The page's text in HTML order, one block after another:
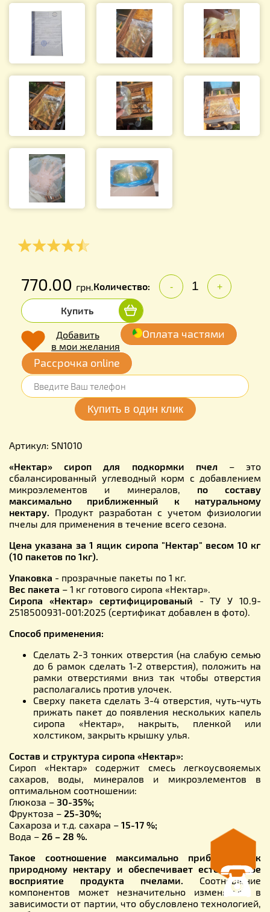
770.00 грн.Количество: - +
Купить
Добавить
в мои желания
Оплата частями
Рассрочка online
Артикул: SN1010
«Нектар» сироп для подкормки пчел– это
сбалансированный углеводный корм с добавлением
микроэлементов и минералов, по составу
максимально приближенный к натуральному
нектару. Продукт разработан с учетом физиологии
пчелы для применения в течение всего сезона.
Цена указана за 1 ящик сиропа "Нектар" весом 10 кг
(10 пакетов по 1кг).
Упаковка - прозрачные пакеты по 1 кг.
Вес пакета – 1 кг готового сиропа «Нектар».
Сиропа «Нектар» сертифицированый - ТУ У 10.9-
2518500931-001:2025 (сертификат добавлен в фото).
Способ применения:
Сделать 2-3 тонких отверстия (на слабую семью
до 6 рамок сделать 1-2 отверстия), положить на
рамки отверстиями вниз так чтобы отверстия
располагались против улочек.
Сверху пакета сделать 3-4 отверстия, чуть-чуть
прижать пакет до появления нескольких капель
сиропа «Нектар», накрыть, пленкой или
холстиком, закрыть крышку улья.
Состав и структура сиропа «Нектар»:
Сироп «Нектар» содержит смесь легкоусвояемых
сахаров, воды, минералов и микроэлементов в
оптимальном соотношении:
Глюкоза – 30-35%;
Фруктоза – 25-30%;
Сахароза и т.д. сахара – 15-17 %;
Вода – 26 – 28 %.
Такое соотношение максимально приближено к
природному нектару и обеспечивает естественное
восприятие продукта пчелами. Соотношение
компонентов может незначительно изменяться в
зависимости от партии, что обусловлено технологией,